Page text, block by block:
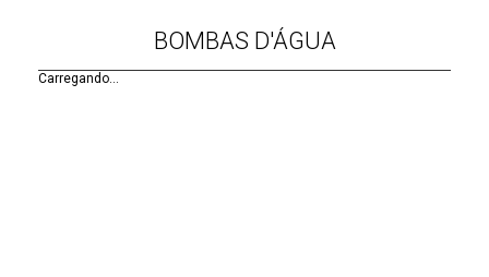
BOMBAS D'ÁGUA
Carregando...